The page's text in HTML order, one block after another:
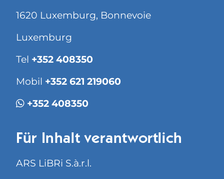
1620 Luxemburg, Bonnevoie
Luxemburg
Tel +352 408350
Mobil +352 621 219060
+352 408350
Für Inhalt verantwortlich
ARS LiBRi S.à.r.l.